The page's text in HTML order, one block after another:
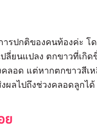
ารปกติของคนท้องค่ะ
ปลี่ยนแปลง ตกขาวที่เ
ลอด แต่หากตกขาวสีเ
ผลไปถึงช่วงคลอดลูกได้
ย